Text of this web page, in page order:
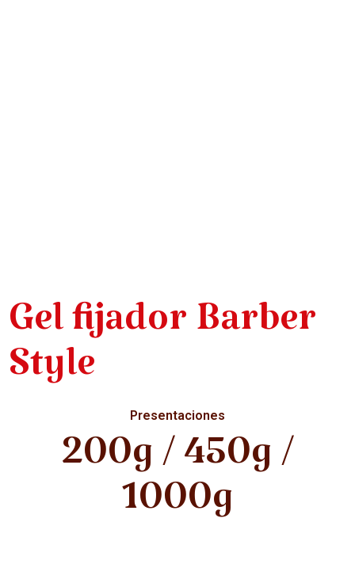
Gel fijador Barber
Style
Presentaciones
200g / 450g /
1000g